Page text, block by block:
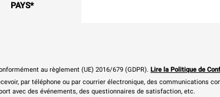
PAYS*
au règlement (UE) 2016/679 (GDPR). Lire la Politique de
par téléphone ou par courrier électronique, des communications
avec des événements, des questionnaires de satisfaction, etc.